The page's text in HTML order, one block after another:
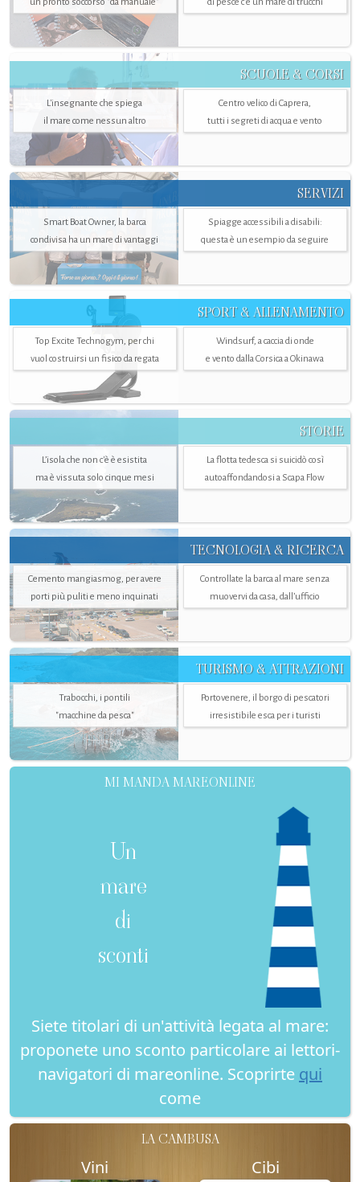
SCUOLE & CORSI
L'insegnante che spiega
il mare come nessun altro
Centro velico di Caprera,
tutti i segreti di acqua e vento
SERVIZI
Smart Boat Owner, la barca
condivisa ha un mare di vantaggi
Spiagge accessibili a disabili:
questa è un esempio da seguire
SPORT & ALLENAMENTO
Top Excite Technogym, per chi
vuol costruirsi un fisico da regata
Windsurf, a caccia di onde
e vento dalla Corsica a Okinawa
STORIE
L’isola che non c'è è esistita
ma è vissuta solo cinque mesi
La flotta tedesca si suicidò così
autoaffondandosi a Scapa Flow
TECNOLOGIA & RICERCA
Cemento mangiasmog, per avere
porti più puliti e meno inquinati
Controllate la barca al mare senza
muovervi da casa, dall’ufficio
TURISMO & ATTRAZIONI
Trabocchi, i pontili
"macchine da pesca"
Portovenere, il borgo di pescatori
irresistibile esca per i turisti
MI MANDA MAREONLINE
Un
mare
di
sconti
Siete titolari di un'attività legata al mare:
proponete uno sconto particolare ai lettori-
navigatori di mareonline. Scoprirte qui
come
LA CAMBUSA
Vini Cibi